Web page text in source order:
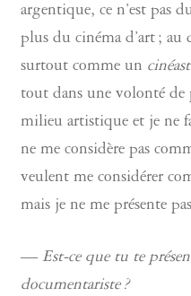
argentique, ce n’est pas
plus du cinéma d’art ; au
surtout comme un
tout dans une volonté
milieu artistique et je ne
ne me considère pas
veulent me considérer
mais je ne me présente
— Est-ce que tu te
documentariste ?